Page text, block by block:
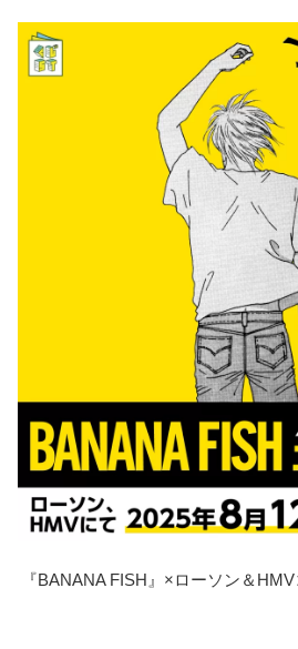
『BANANA FISH』×ローソン＆